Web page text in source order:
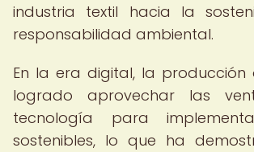
industria textil hacia la
responsabilidad ambiental.
En la era digital, la producción
logrado aprovechar las
tecnología para
sostenibles, lo que ha